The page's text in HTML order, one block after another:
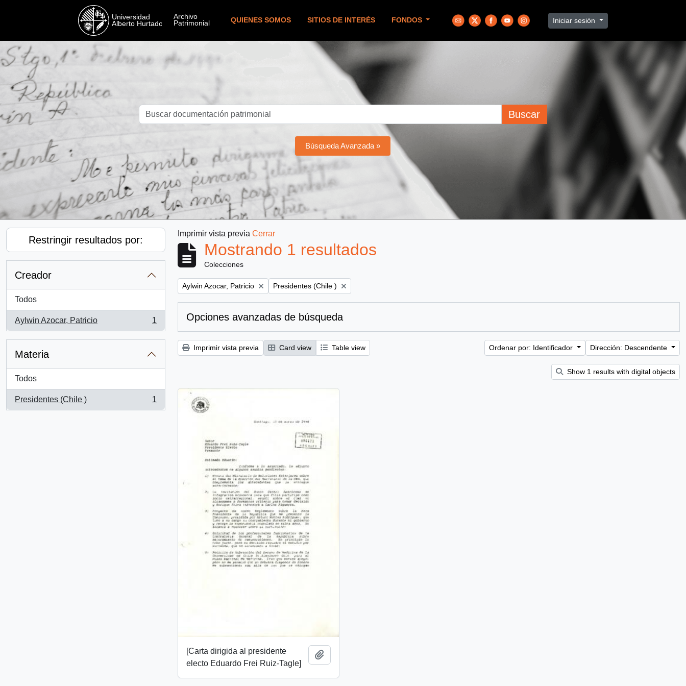
QUIENES SOMOS SITIOS DE INTERÉS FONDOS Iniciar sesión
Buscar
Búsqueda Avanzada »
Restringir resultados por:
Creador
Todos
Aylwin Azocar, Patricio
, 1 resultados
1
Materia
Todos
Presidentes (Chile )
, 1 resultados
1
Imprimir vista previa Cerrar
Mostrando 1 resultados
Colecciones
Remove filter:
Aylwin Azocar, Patricio Remove filter:
Presidentes (Chile )
Opciones avanzadas de búsqueda
Imprimir vista previa Card view Table view Ordenar por: Identificador Dirección: Descendente
Show 1 results with digital objects
[Carta dirigida al presidente
electo Eduardo Frei Ruiz-Tagle]